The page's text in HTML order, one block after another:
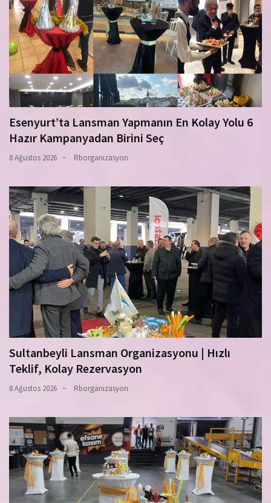
Esenyurt’ta Lansman Yapmanın En Kolay Yolu 6
Hazır Kampanyadan Birini Seç
8 Ağustos 2026 Rborganizasyon
Sultanbeyli Lansman Organizasyonu | Hızlı
Teklif, Kolay Rezervasyon
8 Ağustos 2026 Rborganizasyon